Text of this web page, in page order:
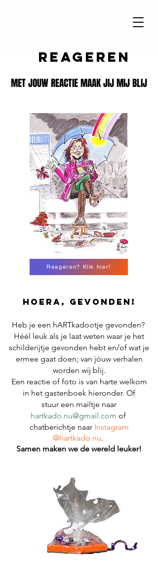
reageren
MET JOUW REACTIE MAAK JIJ MIJ BLIJ
MET JOUW REACTIE MAAK JIJ MIJ BLIJ
Reageren? Klik hier!
Hoera, gevonden!
Heb je een hARTkadootje gevonden?
Héél leuk als je laat weten waar je het
schilderijtje gevonden hebt en/of wat je
ermee gaat doen; van jóuw verhalen
worden wíj blij.
Een reactie of foto is van harte welkom
in het gastenboek hieronder. Of
stuur een mailtje naar
hartkado.nu@gmail.com of
chatberichtje naar Instagram
@hartkado.nu.
Samen maken we de wereld leuker!